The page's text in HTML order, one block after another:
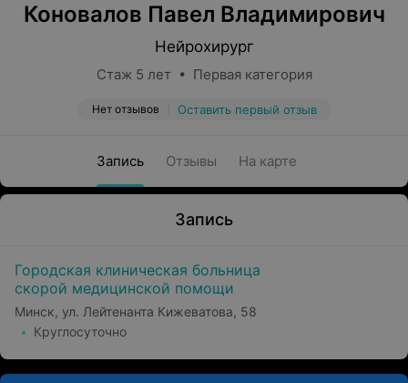
Коновалов Павел Владимирович
Нейрохирург
Стаж 5 лет • Первая категория
Нет отзывов Оставить первый отзыв
Запись Отзывы На карте
Запись
Городская клиническая больница
скорой медицинской помощи
Минск, ул. Лейтенанта Кижеватова, 58
Круглосуточно